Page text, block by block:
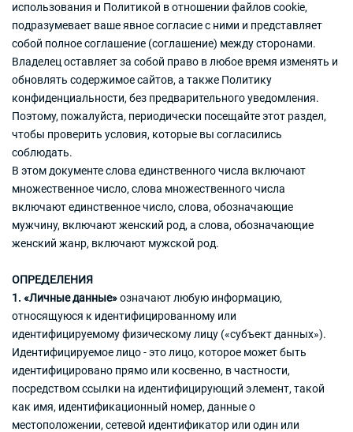
использования и Политикой в ​​отношении файлов cookie,
подразумевает ваше явное согласие с ними и представляет
собой полное соглашение (соглашение) между сторонами.
Владелец оставляет за собой право в любое время изменять и
обновлять содержимое сайтов, а также Политику
конфиденциальности, без предварительного уведомления.
Поэтому, пожалуйста, периодически посещайте этот раздел,
чтобы проверить условия, которые вы согласились
соблюдать.
В этом документе слова единственного числа включают
множественное число, слова множественного числа
включают единственное число, слова, обозначающие
мужчину, включают женский род, а слова, обозначающие
женский жанр, включают мужской род.
ОПРЕДЕЛЕНИЯ
1. «Личные данные»означают любую информацию,
относящуюся к идентифицированному или
идентифицируемому физическому лицу («субъект данных»).
Идентифицируемое лицо - это лицо, которое может быть
идентифицировано прямо или косвенно, в частности,
посредством ссылки на идентифицирующий элемент, такой
как имя, идентификационный номер, данные о
местоположении, сетевой идентификатор или один или